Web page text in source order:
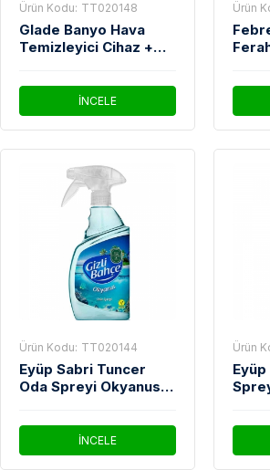
Ürün Kodu: TT020148
Glade Banyo Hava
Temizleyici Cihaz +
Ferahlığı Koku 10 Ml
İNCELE
Ürün
Ürün Kodu: TT020144
Eyüp Sabri Tuncer
Oda Spreyi Okyanus
İNCELE
Ürün